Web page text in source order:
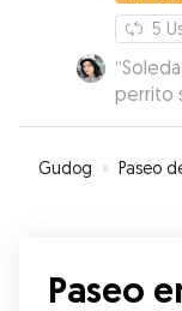
5
“
perrito
venido
le
Gudog » Paseo
Paseo